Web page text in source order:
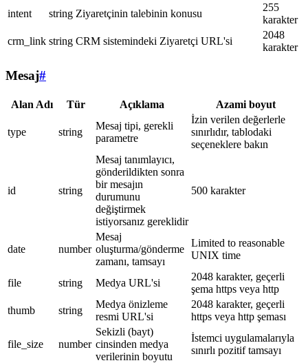
intent
string Ziyaretçinin talebinin konusu
255
karakter
crm_link string CRM sistemindeki Ziyaretçi URL'si
2048
karakter
Mesaj#
Alan Adı Tür Açıklama Azami boyut
type string
Mesaj tipi, gerekli
parametre
İzin verilen değerlerle
sınırlıdır, tablodaki
seçeneklere bakın
id string
Mesaj tanımlayıcı,
gönderildikten sonra
bir mesajın
durumunu
değiştirmek
istiyorsanız gereklidir
500 karakter
date number
Mesaj
oluşturma/gönderme
zamanı, tamsayı
Limited to reasonable
UNIX time
file string Medya URL'si
2048 karakter, geçerli
şema https veya http
thumb
string
Medya önizleme
resmi URL'si
2048 karakter, geçerli
https veya http şeması
file_size number
Sekizli (bayt)
cinsinden medya
verilerinin boyutu
İstemci uygulamalarıyla
sınırlı pozitif tamsayı